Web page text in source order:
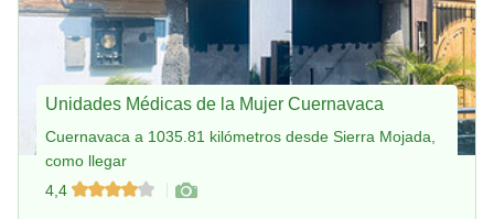
Unidades Médicas de la Mujer Cuernavaca
Cuernavaca a 1035.81 kilómetros desde Sierra Mojada,
como llegar
4,4